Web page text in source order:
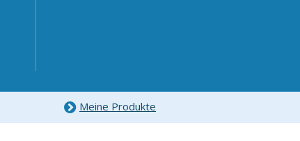
Meine Produkte